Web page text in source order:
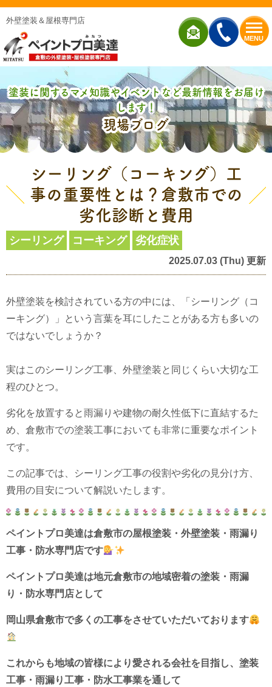
MENU
外壁塗装＆屋根専門店
塗装に関するマメ知識やイベントなど最新情報をお届け
します！
現場ブログ
シーリング（コーキング）工
事の重要性とは？倉敷市での
劣化診断と費用
シーリング コーキング 劣化症状
2025.07.03 (Thu) 更新
外壁塗装を検討されている方の中には、「シーリング（コ
ーキング）」という言葉を耳にしたことがある方も多いの
ではないでしょうか？
実はこのシーリング工事、外壁塗装と同じくらい大切な工
程のひとつ。
劣化を放置すると雨漏りや建物の耐久性低下に直結するた
め、倉敷市での塗装工事においても非常に重要なポイント
です。
この記事では、シーリング工事の役割や劣化の見分け方、
費用の目安について解説いたします。
ペイントプロ美達は倉敷市の屋根塗装・外壁塗装・雨漏り
工事・防水専門店です
ペイントプロ美達は地元倉敷市の地域密着の塗装・雨漏
り・防水専門店として
岡山県倉敷市で多くの工事をさせていただいております
これからも地域の皆様により愛される会社を目指し、 塗装
工事・雨漏り工事・防水工事業を通して